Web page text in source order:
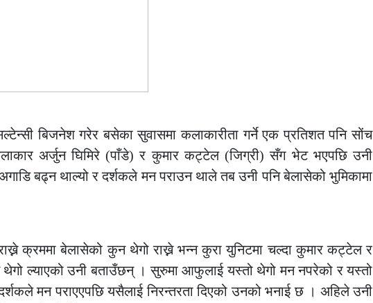
बिजनेश गरेर बसेका सुवासमा कलाकारीता गर्ने एक प्रतिशत पनि सोंच
अर्जुन घिमिरे (पाँडे) र कुमार कट्टेल (जिग्री) सँग भेट भएपछि उनी
बढ्न थाल्यो र दर्शकले मन पराउन थाले तब उनी पनि बेलासेको भुमिकामा
क्रममा बेलासेको कुन थेगो राख्ने भन्न कुरा युनिटमा चल्दा कुमार कट्टेल र
थेगो ल्याएको उनी बताउँछन् । सुरुमा आफुलाई यस्तो थेगो मन नपरेको र यस्तो
मन पराएएपछि यसैलाई निरन्तरता दिएको उनको भनाई छ । अहिले उनी